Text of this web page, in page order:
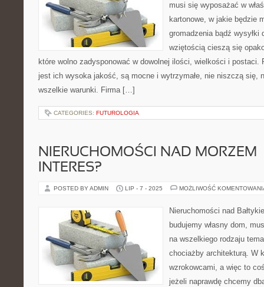
musi się wyposażać w
kartonowe, w jakie będzie
gromadzenia bądź wysyłki
wziętością cieszą się
które wolno zadysponować w dowolnej ilości, wielkości i postaci.
jest ich wysoka jakość, są mocne i wytrzymałe, nie niszczą się,
wszelkie warunki. Firma […]
CATEGORIES: FUTUROLOGIA
NIERUCHOMOŚCI NAD MORZEM
INTERES?
POSTED BY ADMIN LIP - 7 - 2025 MOŻLIWOŚĆ
Nieruchomości nad
budujemy własny dom,
na wszelkiego rodzaju
chociażby architekturą. W
wzrokowcami, a więc to
jeżeli naprawdę chcemy